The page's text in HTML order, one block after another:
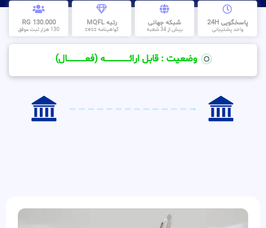
پاسخگویی 24H
واحد پشتیبانی
شبکه جهانی
بیش از 34 شعبه
رتبه MQFL
گواهینامه cess
130.000 RG
130 هزار ثبت موفق
وضعیت : قابل ارائــــــــــــــــــــه (فعـــــــــــــــال)